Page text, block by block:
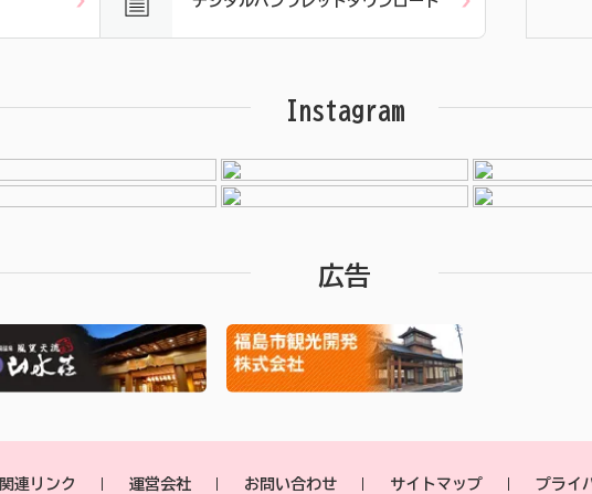
Instagram
広告
関連リンク 運営会社 お問い合わせ サイトマップ プライ